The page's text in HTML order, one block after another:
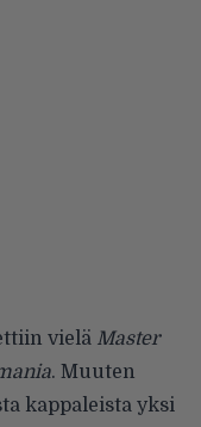
vielä Master
. Muuten
kappaleista yksi